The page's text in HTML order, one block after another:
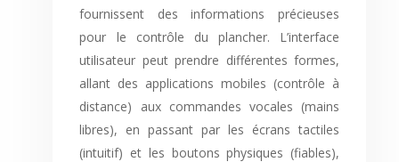
fournissent des informations précieuses
pour le contrôle du plancher. L’interface
utilisateur peut prendre différentes formes,
allant des applications mobiles (contrôle à
distance) aux commandes vocales (mains
libres), en passant par les écrans tactiles
(intuitif) et les boutons physiques (fiables),